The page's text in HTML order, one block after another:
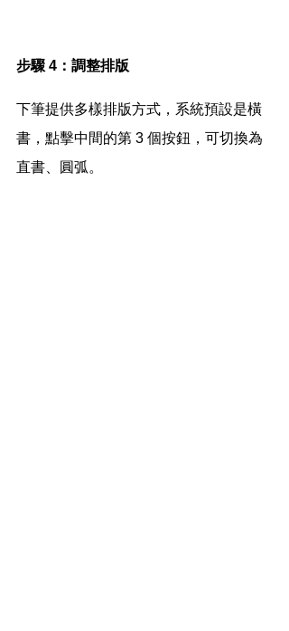
步驟 4：調整排版
下筆提供多樣排版方式，系統預設是橫
書，點擊中間的第 3 個按鈕，可切換為
直書、圓弧。